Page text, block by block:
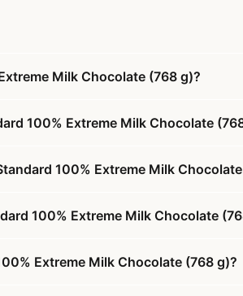
Milk Chocolate (768 g)?
100% Extreme Milk Chocolate
100% Extreme Milk
100% Extreme Milk Chocolate
Extreme Milk Chocolate (768 g)?